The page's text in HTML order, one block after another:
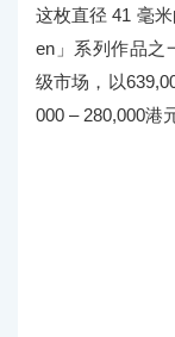
这枚直径 41 毫
en」系列作品之
级市场，以
000 – 280,000港